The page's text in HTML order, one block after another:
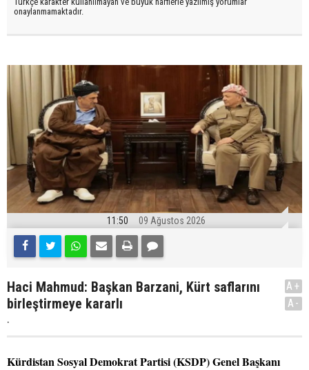
onaylanmamaktadır.
11:50 09 Ağustos 2026
Haci Mahmud: Başkan Barzani, Kürt saflarını
birleştirmeye kararlı
.
A+
A-
Kürdistan Sosyal Demokrat Partisi (KSDP) Genel Başkanı